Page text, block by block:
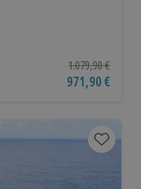
1 Bewertungen
Ursprünglicher
1.079,90 €
Aktueller Preis
971,90 €